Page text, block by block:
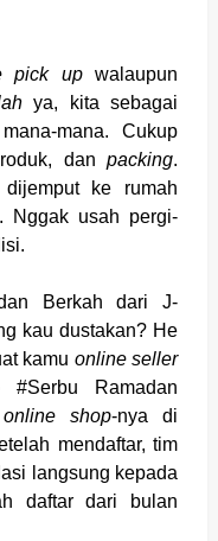
pick upwalaupun
ya, kita sebagai
mana. Cukup
danpacking.
ke rumah
Nggak usah pergi-
Berkah dari J-
kau dustakan? He
kamu online seller
Ramadan
online shop-nya di
mendaftar, tim
langsung kepada
daftar dari bulan